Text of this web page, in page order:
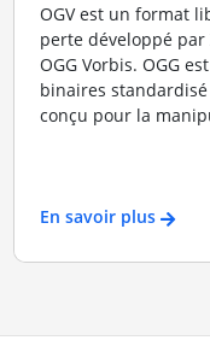
OGV est un format
perte développé
OGG Vorbis. OGG
binaires
conçu pour la
En savoir plus